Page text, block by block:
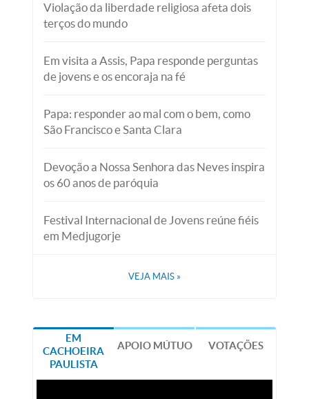
Violação da liberdade religiosa afeta dois
terços do mundo
Em visita a Assis, Papa responde perguntas
de jovens e os encoraja na fé
Papa: responder ao mal com o bem, como
São Francisco e Santa Clara
Devoção a Nossa Senhora das Neves inspira
os 60 anos de paróquia
Festival Internacional de Jovens reúne fiéis
em Medjugorje
VEJA MAIS »
EM
CACHOEIRA
PAULISTA
APOIO MÚTUO VOTAÇÕES